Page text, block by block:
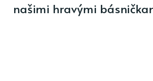
našimi hravými